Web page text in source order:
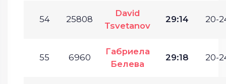
54 25808
David
Tsvetanov
29:14 20-
55 6960
Габриела
Белева
29:18 20-